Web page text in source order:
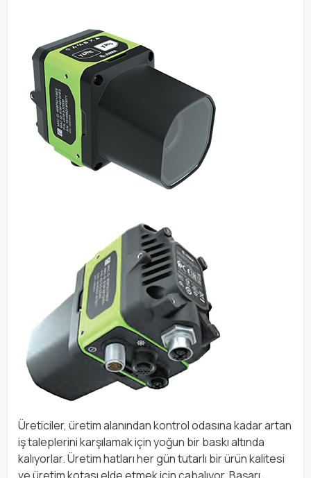
Üreticiler, üretim alanından kontrol odasına kadar artan
iş taleplerini karşılamak için yoğun bir baskı altında
kalıyorlar. Üretim hatları her gün tutarlı bir ürün kalitesi
ve üretim kotası elde etmek için çabalıyor. Başarı,